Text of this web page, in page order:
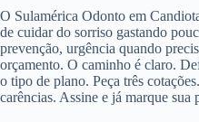
O Sulamérica Odonto em
de cuidar do sorriso gastando
prevenção, urgência quando
orçamento. O caminho é claro.
o tipo de plano. Peça três
carências. Assine e já marque sua